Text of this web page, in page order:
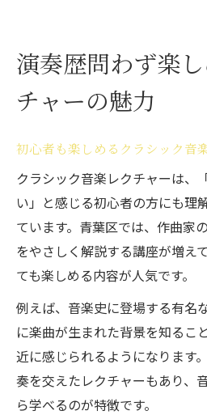
演奏歴問わず楽
チャーの魅力
初心者も楽しめるクラシック音
クラシック音楽レクチャーは、
い」と感じる初心者の方にも理
ています。青葉区では、作曲家
をやさしく解説する講座が増え
ても楽しめる内容が人気です。
例えば、音楽史に登場する有名
に楽曲が生まれた背景を知るこ
近に感じられるようになります
奏を交えたレクチャーもあり、
ら学べるのが特徴です。